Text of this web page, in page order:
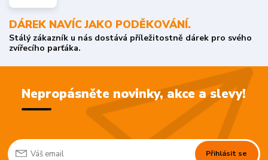
DÁREK NAVÍC JAKO PODĚKOVÁNÍ.
Stálý zákazník u nás dostává příležitostně dárek pro svého
zvířecího parťáka.
Nepropásněte novinky, akce a slevy!
Přihlásit se